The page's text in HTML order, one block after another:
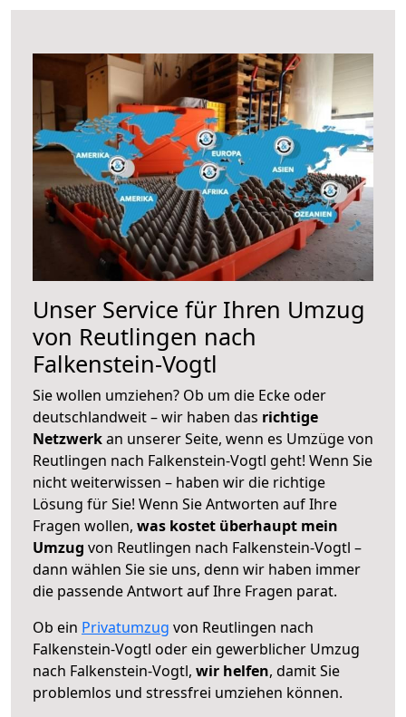
Unser Service für Ihren Umzug
von Reutlingen nach
Falkenstein-Vogtl
Sie wollen umziehen? Ob um die Ecke oder
deutschlandweit – wir haben das richtige
Netzwerkan unserer Seite, wenn es Umzüge von
Reutlingen nach Falkenstein-Vogtl geht! Wenn Sie
nicht weiterwissen – haben wir die richtige
Lösung für Sie! Wenn Sie Antworten auf Ihre
Fragen wollen, was kostet überhaupt mein
Umzug von Reutlingen nach Falkenstein-Vogtl –
dann wählen Sie sie uns, denn wir haben immer
die passende Antwort auf Ihre Fragen parat.
Ob ein Privatumzug von Reutlingen nach
Falkenstein-Vogtl oder ein gewerblicher Umzug
nach Falkenstein-Vogtl, wir helfen, damit Sie
problemlos und stressfrei umziehen können.